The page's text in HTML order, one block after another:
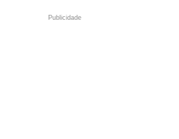
Publicidade